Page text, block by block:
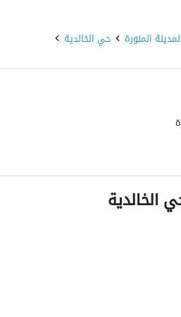
اكثر من عشر سنوات
20
440108013911
-
المنورة حي الخالدية
الخالدية